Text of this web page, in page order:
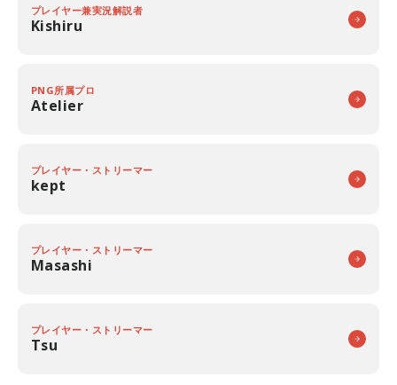
プレイヤー兼実況解説者
Kishiru
PNG所属プロ
Atelier
プレイヤー・ストリーマー
kept
プレイヤー・ストリーマー
Masashi
プレイヤー・ストリーマー
Tsu